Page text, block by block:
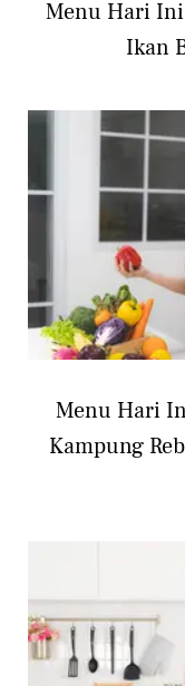
Menu Hari
Ikan
Menu Hari
Kampung